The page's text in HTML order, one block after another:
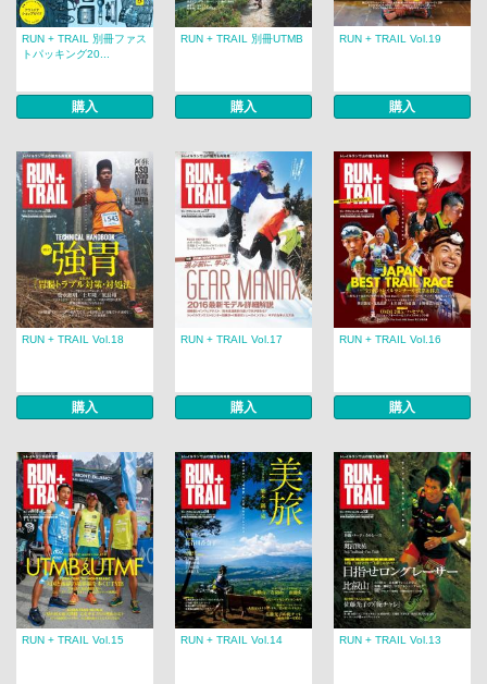
RUN + TRAIL 別冊ファス
トパッキング20...
購入
RUN + TRAIL 別冊UTMB
購入
RUN + TRAIL Vol.19
購入
RUN + TRAIL Vol.18
購入
RUN + TRAIL Vol.17
購入
RUN + TRAIL Vol.16
購入
RUN + TRAIL Vol.15 RUN + TRAIL Vol.14 RUN + TRAIL Vol.13